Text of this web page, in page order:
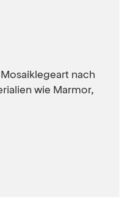
nach
wie Marmor,